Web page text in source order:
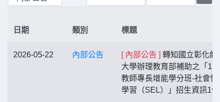
日期 類別 標題
2026-05-22 內部公告 [ 內部公告 ] 轉知國立彰化師
大學辦理教育部補助之「
教師專長增能學分班-社會情
學習（SEL）」招生資訊1